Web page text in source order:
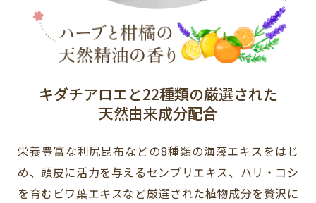
キダチアロエと22種類の厳選された
天然由来成分配合
栄養豊富な利尻昆布などの8種類の海藻エキスをはじ
め、頭皮に活力を与えるセンブリエキス、ハリ・コシ
を育むビワ葉エキスなど厳選された植物成分を贅沢に